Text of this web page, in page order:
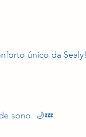
único da Sealy!
sono. 🌙💤